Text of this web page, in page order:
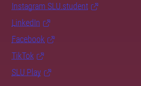
Instagram SLU.student
LinkedIn
Facebook
TikTok
SLU Play